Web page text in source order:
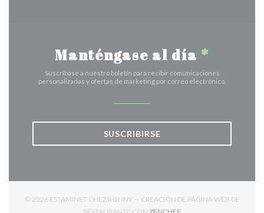
Manténgase al día *
Suscríbase a nuestro boletín para recibir comunicaciones
personalizadas y ofertas de marketing por correo electrónico.
SUSCRIBIRSE
© 2026 ESTAMINET CHEZ RONNY — CREACIÓN DE PÁGINA WEB DE